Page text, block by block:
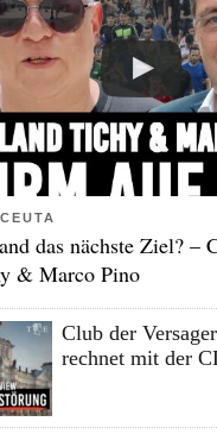
das nächste Ziel? –
& Marco Pino
Club der
rechnet mit der